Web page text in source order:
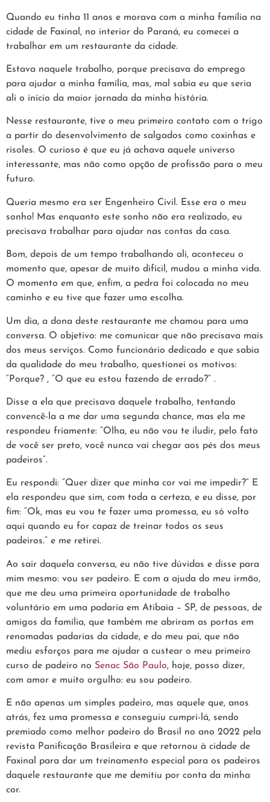
Quando eu tinha 11 anos e morava com a minha família na
cidade de Faxinal, no interior do Paraná, eu comecei a
trabalhar em um restaurante da cidade.
Estava naquele trabalho, porque precisava do emprego
para ajudar a minha família, mas, mal sabia eu que seria
ali o início da maior jornada da minha história.
Nesse restaurante, tive o meu primeiro contato com o trigo
a partir do desenvolvimento de salgados como coxinhas e
risoles. O curioso é que eu já achava aquele universo
interessante, mas não como opção de profissão para o meu
futuro.
Queria mesmo era ser Engenheiro Civil. Esse era o meu
sonho! Mas enquanto este sonho não era realizado, eu
precisava trabalhar para ajudar nas contas da casa.
Bom, depois de um tempo trabalhando ali, aconteceu o
momento que, apesar de muito difícil, mudou a minha vida.
O momento em que, enfim, a pedra foi colocada no meu
caminho e eu tive que fazer uma escolha.
Um dia, a dona deste restaurante me chamou para uma
conversa. O objetivo: me comunicar que não precisava mais
dos meus serviços. Como funcionário dedicado e que sabia
da qualidade do meu trabalho, questionei os motivos:
“Porque? , “O que eu estou fazendo de errado?” .
Disse a ela que precisava daquele trabalho, tentando
convencê-la a me dar uma segunda chance, mas ela me
respondeu friamente: “Olha, eu não vou te iludir, pelo fato
de você ser preto, você nunca vai chegar aos pés dos meus
padeiros”.
Eu respondi: “Quer dizer que minha cor vai me impedir?” E
ela respondeu que sim, com toda a certeza, e eu disse, por
fim: “Ok, mas eu vou te fazer uma promessa, eu só volto
aqui quando eu for capaz de treinar todos os seus
padeiros.” e me retirei.
Ao sair daquela conversa, eu não tive dúvidas e disse para
mim mesmo: vou ser padeiro. E com a ajuda do meu irmão,
que me deu uma primeira oportunidade de trabalho
voluntário em uma padaria em Atibaia – SP, de pessoas, de
amigos da família, que também me abriram as portas em
renomadas padarias da cidade, e do meu pai, que não
mediu esforços para me ajudar a custear o meu primeiro
curso de padeiro no Senac São Paulo, hoje, posso dizer,
com amor e muito orgulho: eu sou padeiro.
E não apenas um simples padeiro, mas aquele que, anos
atrás, fez uma promessa e conseguiu cumpri-lá, sendo
premiado como melhor padeiro do Brasil no ano 2022 pela
revista Panificação Brasileira e que retornou à cidade de
Faxinal para dar um treinamento especial para os padeiros
daquele restaurante que me demitiu por conta da minha
cor.